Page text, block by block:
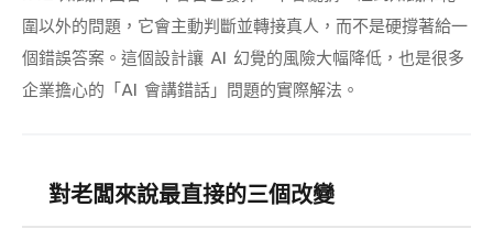
圍以外的問題，它會主動判斷並轉接真人，而不是硬撐著給一
個錯誤答案。這個設計讓 AI 幻覺的風險大幅降低，也是很多
企業擔心的「AI 會講錯話」問題的實際解法。
對老闆來說最直接的三個改變